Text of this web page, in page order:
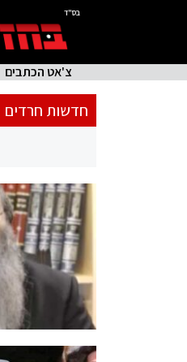
בס"ד
צ'אט הכתבים
חדשות חרדים